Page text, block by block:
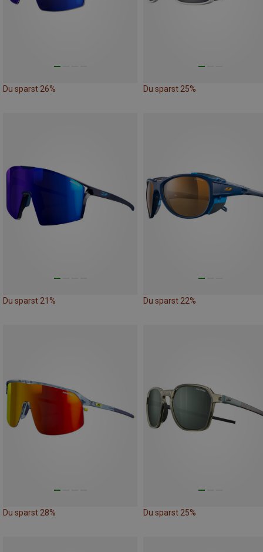
Du sparst 26% Du sparst 25%
Du sparst 21% Du sparst 22%
Du sparst 28% Du sparst 25%